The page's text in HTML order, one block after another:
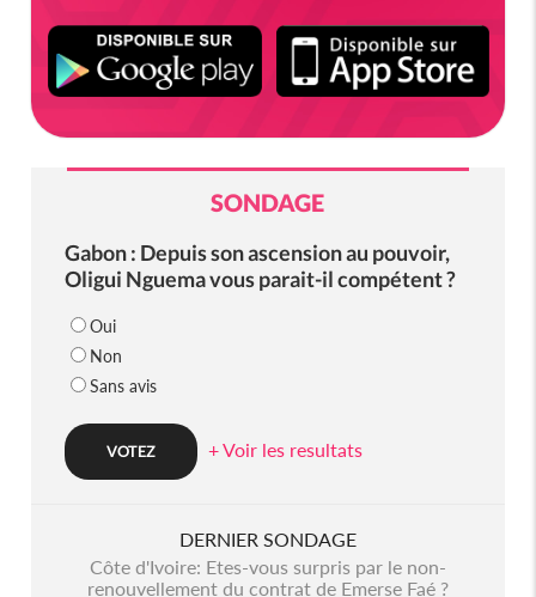
SONDAGE
Gabon : Depuis son ascension au pouvoir,
Oligui Nguema vous parait-il compétent ?
Oui
Non
Sans avis
+ Voir les resultats
DERNIER SONDAGE
Côte d'Ivoire: Etes-vous surpris par le non-
renouvellement du contrat de Emerse Faé ?